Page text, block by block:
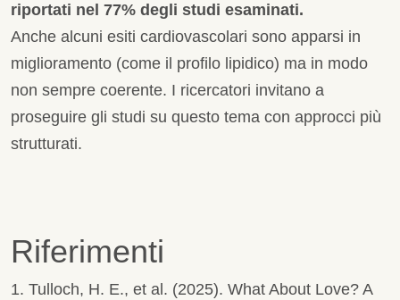
riportati nel 77% degli studi esaminati.
Anche alcuni esiti cardiovascolari sono apparsi in
miglioramento (come il profilo lipidico) ma in modo
non sempre coerente. I ricercatori invitano a
proseguire gli studi su questo tema con approcci più
strutturati.
Riferimenti
1. Tulloch, H. E., et al. (2025). What About Love? A